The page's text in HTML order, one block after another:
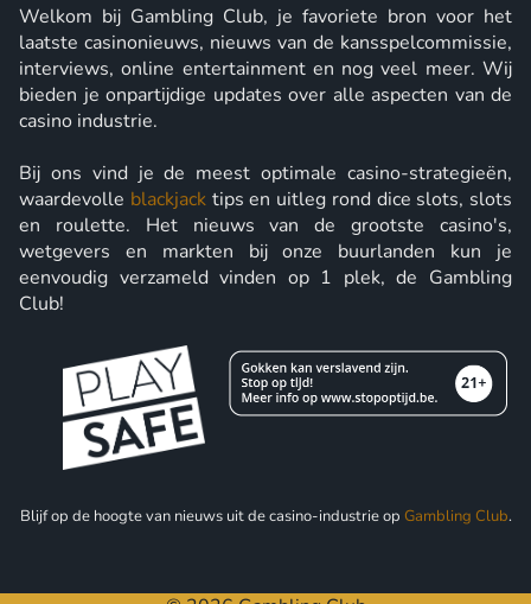
Welkom bij Gambling Club, je favoriete bron voor het
laatste casinonieuws, nieuws van de kansspelcommissie,
interviews, online entertainment en nog veel meer. Wij
bieden je onpartijdige updates over alle aspecten van de
casino industrie.
Bij ons vind je de meest optimale casino-strategieën,
waardevolle blackjacktips en uitleg rond dice slots, slots
en roulette. Het nieuws van de grootste casino's,
wetgevers en markten bij onze buurlanden kun je
eenvoudig verzameld vinden op 1 plek, de Gambling
Club!
Blijf op de hoogte van nieuws uit de casino-industrie op Gambling Club.